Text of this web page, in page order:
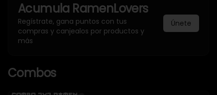
Acumula RamenLovers
Regístrate, gana puntos con tus
compras y canjealos por productos y
más
Únete
Combos